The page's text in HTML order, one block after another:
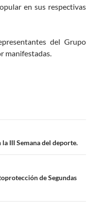
en sus respectivas
del Grupo
manifestadas.
III Semana del deporte.
de Segundas